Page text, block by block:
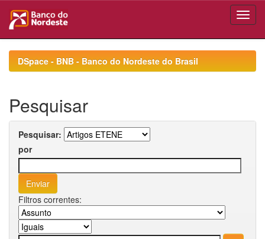
navigationDSpace - BNB - Banco do Nordeste do Brasil
Pesquisar
Pesquisar:
por
Filtros correntes: